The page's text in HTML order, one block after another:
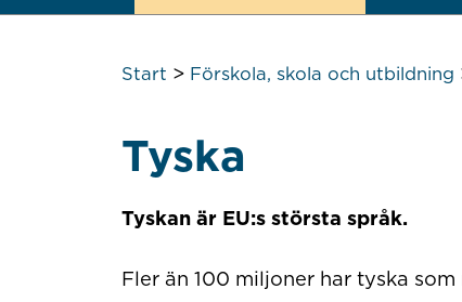
Start > Förskola, skola och utbildning
Tyska
Tyskan är EU:s största språk.
Fler än 100 miljoner har tyska